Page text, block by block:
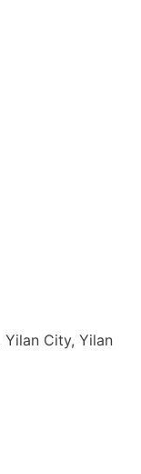
Yilan City, Yilan